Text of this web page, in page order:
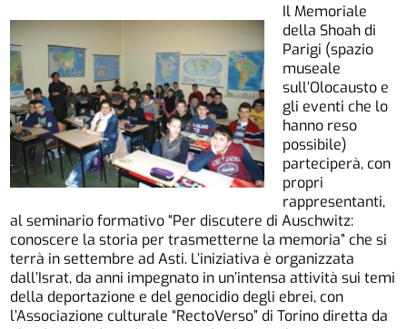
Il Memoriale
della Shoah di
Parigi (spazio
museale
sull’Olocausto e
gli eventi che lo
hanno reso
possibile)
parteciperà, con
propri
rappresentanti,
al seminario formativo “Per discutere di Auschwitz:
conoscere la storia per trasmetterne la memoria” che si
terrà in settembre ad Asti. L’iniziativa è organizzata
dall’Israt, da anni impegnato in un’intensa attività sui temi
della deportazione e del genocidio degli ebrei, con
l’Associazione culturale “RectoVerso” di Torino diretta da